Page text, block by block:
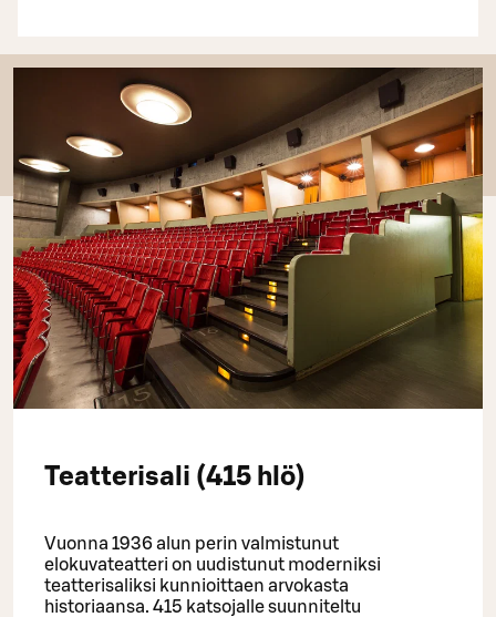
Teatterisali (415 hlö)
Vuonna 1936 alun perin valmistunut
elokuvateatteri on uudistunut moderniksi
teatterisaliksi kunnioittaen arvokasta
historiaansa. 415 katsojalle suunniteltu